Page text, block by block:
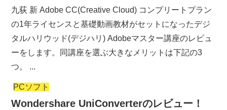
九荻 新 Adobe CC(Creative Cloud) コンプリートプラン
の1年ライセンスと基礎動画教材がセットになったデジ
タルハリウッド(デジハリ) Adobeマスター講座のレビュ
ーをします。同講座を選ぶ大きなメリットは下記の3
つ。 ...
PCソフト
Wondershare UniConverterのレビュー！